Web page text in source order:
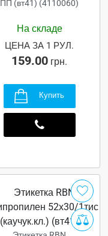
ПП (вт41) (4110060)
На складе
159.00 грн.
ЦЕНА ЗА 1 РУЛ.
Купить